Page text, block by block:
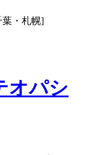
葉・札幌]